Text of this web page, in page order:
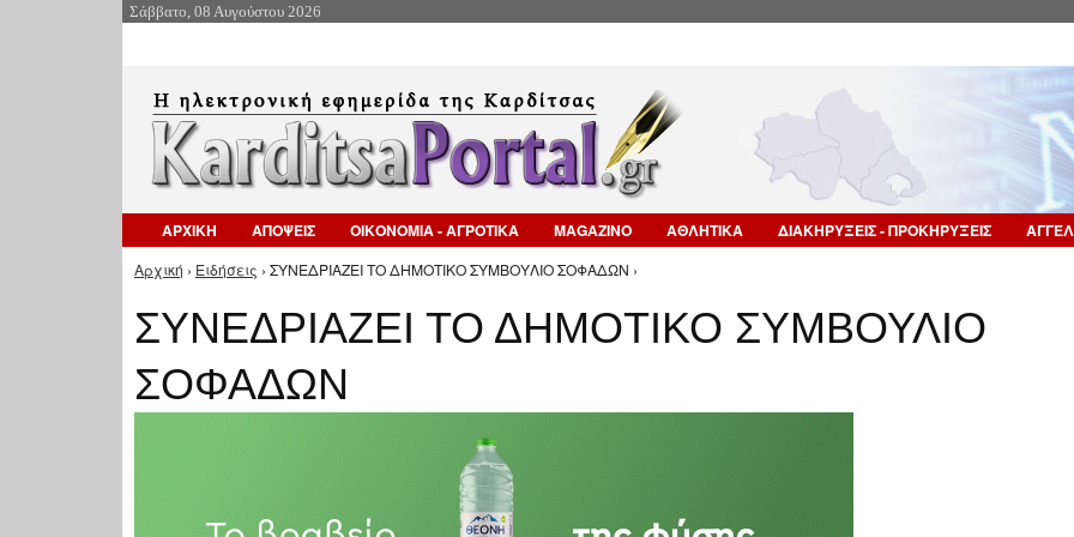
Σάββατο, 08 Αυγούστου 2026
ΑΡΧΙΚΗ ΑΠΟΨΕΙΣ ΟΙΚΟΝΟΜΙΑ - ΑΓΡΟΤΙΚΑ MAGAZINO ΑΘΛΗΤΙΚΑ ΔΙΑΚΗΡΥΞΕΙΣ - ΠΡΟΚΗΡΥΞΕΙΣ
Είστε εδώ
Αρχική › Ειδήσεις › ΣΥΝΕΔΡΙΑΖΕΙ ΤΟ ΔΗΜΟΤΙΚΟ ΣΥΜΒΟΥΛΙΟ ΣΟΦΑΔΩΝ ›
ΣΥΝΕΔΡΙΑΖΕΙ ΤΟ ΔΗΜΟΤΙΚΟ ΣΥΜΒΟΥΛΙΟ
ΣΟΦΑΔΩΝ